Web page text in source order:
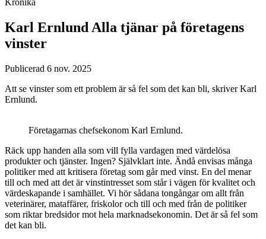
Krönika
Karl Ernlund Alla tjänar på företagens
vinster
Publicerad 6 nov. 2025
Att se vinster som ett problem är så fel som det kan bli, skriver Karl
Ernlund.
Företagarnas chefsekonom Karl Ernlund.
Räck upp handen alla som vill fylla vardagen med värdelösa
produkter och tjänster. Ingen? Självklart inte. Ändå envisas många
politiker med att kritisera företag som går med vinst. En del menar
till och med att det är vinstintresset som står i vägen för kvalitet och
värdeskapande i samhället. Vi hör sådana tongångar om allt från
veterinärer, mataffärer, friskolor och till och med från de politiker
som riktar bredsidor mot hela marknadsekonomin. Det är så fel som
det kan bli.